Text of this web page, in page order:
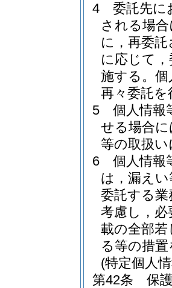
4
委託先に
される場
に，再委
に応じて
施する。 個
再々委託
5
個人情報
せる場合に
等の取扱
6
個人情報
は，漏え
委託する
考慮し，
載の全部
る等の措
(特定個人
第42条
保